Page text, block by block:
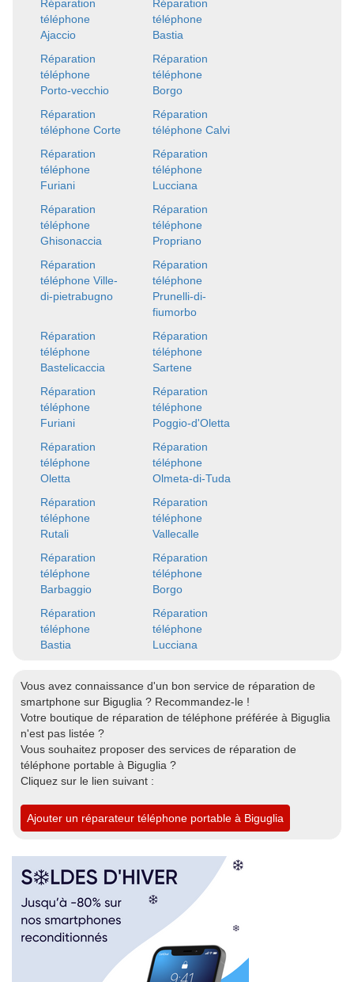
Réparation
téléphone
Ajaccio
Réparation
téléphone
Bastia
Réparation
téléphone
Porto-vecchio
Réparation
téléphone
Borgo
Réparation
téléphone Corte
Réparation
téléphone Calvi
Réparation
téléphone
Furiani
Réparation
téléphone
Lucciana
Réparation
téléphone
Ghisonaccia
Réparation
téléphone
Propriano
Réparation
téléphone Ville-
di-pietrabugno
Réparation
téléphone
Prunelli-di-
fiumorbo
Réparation
téléphone
Bastelicaccia
Réparation
téléphone
Sartene
Réparation
téléphone
Furiani
Réparation
téléphone
Poggio-d'Oletta
Réparation
téléphone
Oletta
Réparation
téléphone
Olmeta-di-Tuda
Réparation
téléphone
Rutali
Réparation
téléphone
Vallecalle
Réparation
téléphone
Barbaggio
Réparation
téléphone
Borgo
Réparation
téléphone
Bastia
Réparation
téléphone
Lucciana
Vous avez connaissance d'un bon service de réparation de
smartphone sur Biguglia ? Recommandez-le !
Votre boutique de réparation de téléphone préférée à Biguglia
n'est pas listée ?
Vous souhaitez proposer des services de réparation de
téléphone portable à Biguglia ?
Cliquez sur le lien suivant :
Ajouter un réparateur téléphone portable à Biguglia